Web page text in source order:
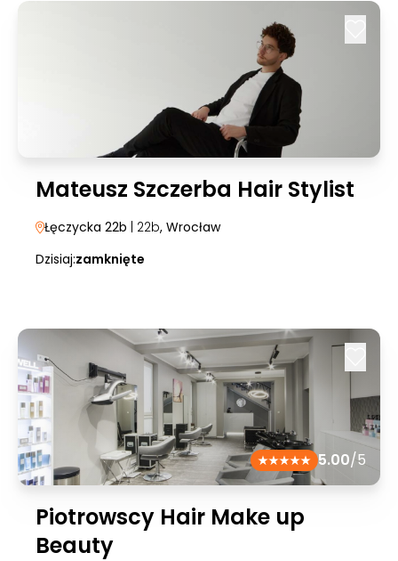
Mateusz Szczerba Hair Stylist
Łęczycka 22b | 22b, Wrocław
Dzisiaj:zamknięte
5.00/5
Piotrowscy Hair Make up
Beauty